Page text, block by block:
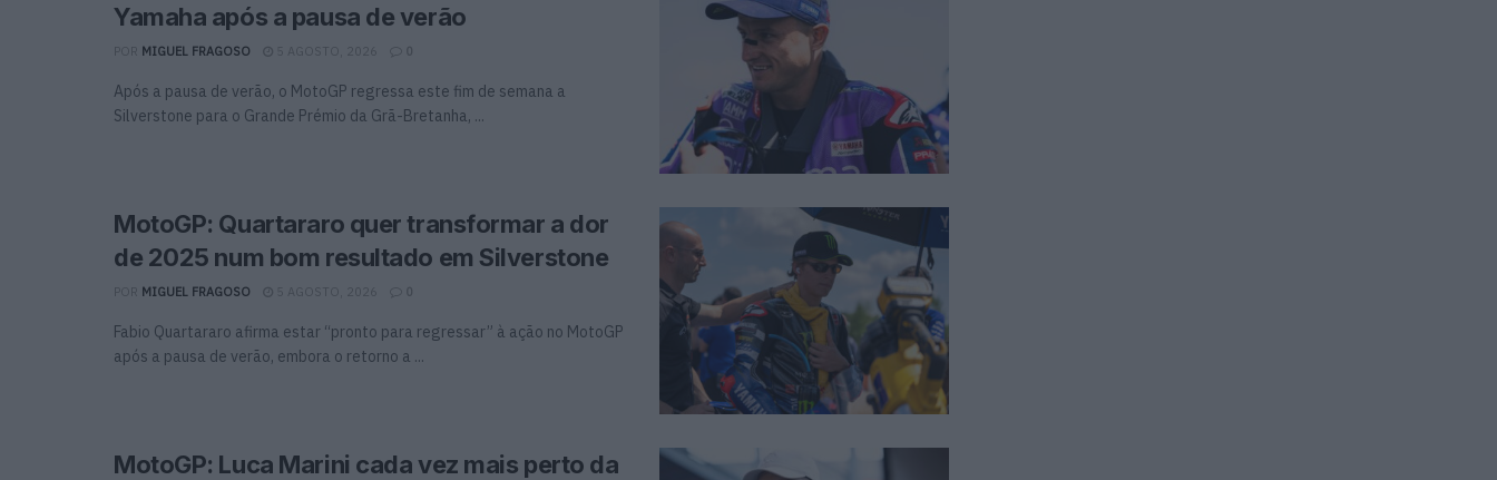
Yamaha após a pausa de verão
MIGUEL FRAGOSO 5 AGOSTO, 2026 0
Após a pausa de verão, o MotoGP regressa este fim de semana a
Silverstone para o Grande Prémio da Grã-Bretanha, ...
MotoGP: Quartararo quer transformar a dor
de 2025 num bom resultado em Silverstone
MIGUEL FRAGOSO 5 AGOSTO, 2026 0
Fabio Quartararo afirma estar “pronto para regressar” à ação no MotoGP
após a pausa de verão, embora o retorno a ...
MotoGP: Luca Marini cada vez mais perto da